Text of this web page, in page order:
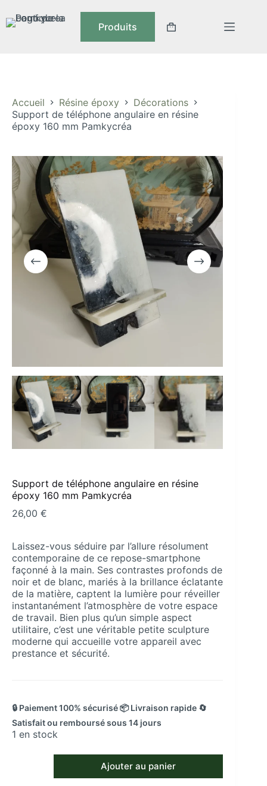
au
contenu
Produits
Panier
Accueil Résine époxy
Décorations
Support de téléphone angulaire en résine
époxy 160 mm Pamkycréa
Support de téléphone angulaire en résine
époxy 160 mm Pamkycréa
26,00 €
Laissez-vous séduire par l’allure résolument
contemporaine de ce repose-smartphone
façonné à la main. Ses contrastes profonds de
noir et de blanc, mariés à la brillance éclatante
de la matière, captent la lumière pour réveiller
instantanément l’atmosphère de votre espace
de travail. Bien plus qu’un simple aspect
utilitaire, c’est une véritable petite sculpture
moderne qui accueille votre appareil avec
prestance et sécurité.
🔒 Paiement 100% sécurisé 📦 Livraison rapide 🔄
Satisfait ou remboursé sous 14 jours
1 en stock
Ajouter au panier